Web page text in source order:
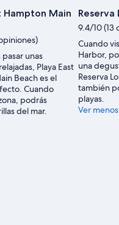
Hampton Main
unas
Playa East
Beach es el
Cuando
podrás
del mar.
Reserva
9.4/10 (13
Cuando
Harbor,
una
Reserva
también
playas.
Ver menos